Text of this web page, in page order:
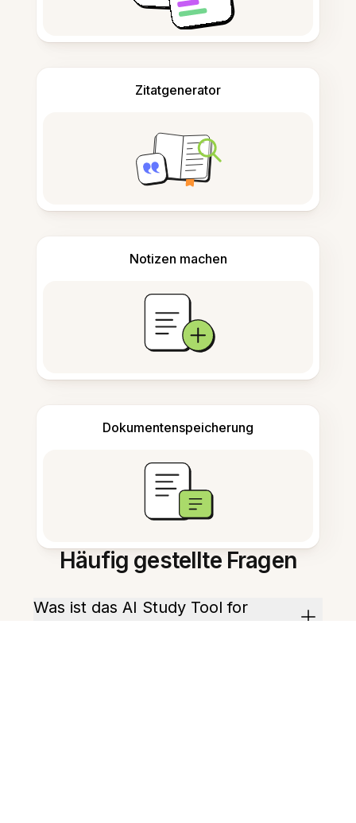
Zitatgenerator
Notizen machen
Dokumentenspeicherung
Häufig gestellte Fragen
Was ist das AI Study Tool for